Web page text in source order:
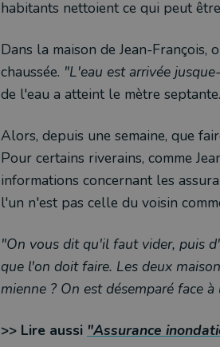
habitants nettoient ce qui peut
Dans la maison de Jean-
chaussée. "L'eau est arrivée
de l'eau a atteint le mètre
Alors, depuis une semaine, que
Pour certains riverains, comme
informations concernant les
l'un n'est pas celle du voisin
"On vous dit qu'il faut vider, puis
que l'on doit faire. Les deux
mienne ? On est désemparé face
>> Lire aussi "Assurance